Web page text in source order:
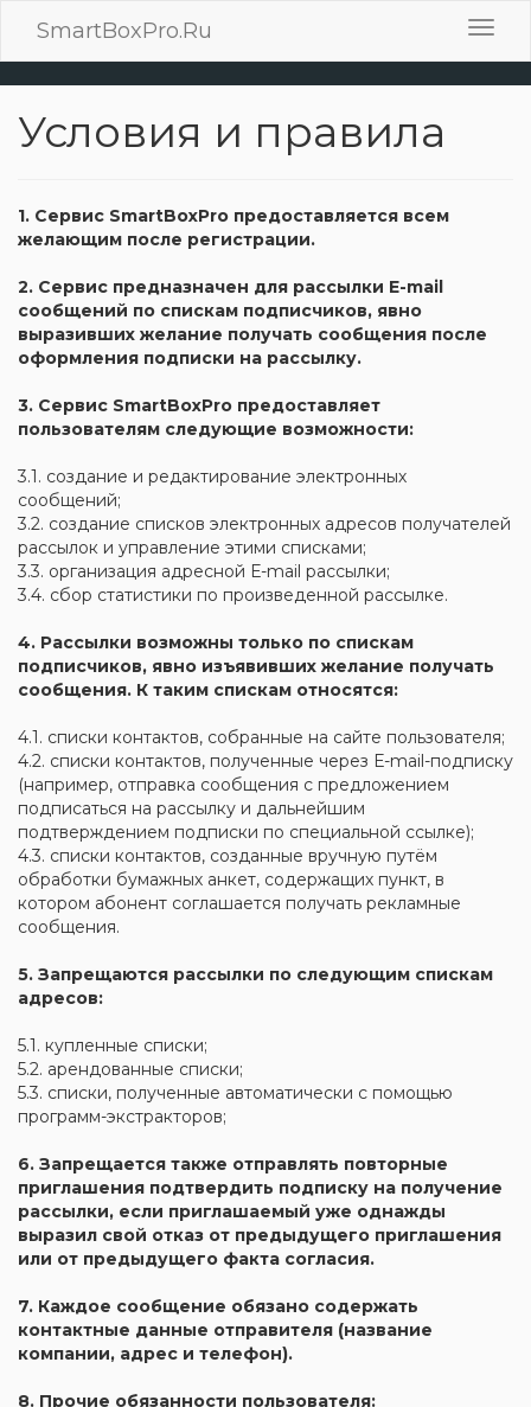
SmartBoxPro.Ru
Условия и правила
1. Сервис SmartBoxPro предоставляется всем
желающим после регистрации.
2. Сервис предназначен для рассылки Е-mail
сообщений по спискам подписчиков, явно
выразивших желание получать сообщения после
оформления подписки на рассылку.
3. Сервис SmartBoxPro предоставляет
пользователям следующие возможности:
3.1. создание и редактирование электронных
сообщений;
3.2. создание списков электронных адресов получателей
рассылок и управление этими списками;
3.3. организация адресной Е-mail рассылки;
3.4. сбор статистики по произведенной рассылке.
4. Рассылки возможны только по спискам
подписчиков, явно изъявивших желание получать
сообщения. К таким спискам относятся:
4.1. списки контактов, собранные на сайте пользователя;
4.2. списки контактов, полученные через Е-mail-подписку
(например, отправка сообщения с предложением
подписаться на рассылку и дальнейшим
подтверждением подписки по специальной ссылке);
4.3. списки контактов, созданные вручную путём
обработки бумажных анкет, содержащих пункт, в
котором абонент соглашается получать рекламные
сообщения.
5. Запрещаются рассылки по следующим спискам
адресов:
5.1. купленные списки;
5.2. арендованные списки;
5.3. списки, полученные автоматически с помощью
программ-экстракторов;
6. Запрещается также отправлять повторные
приглашения подтвердить подписку на получение
рассылки, если приглашаемый уже однажды
выразил свой отказ от предыдущего приглашения
или от предыдущего факта согласия.
7. Каждое сообщение обязано содержать
контактные данные отправителя (название
компании, адрес и телефон).
8. Прочие обязанности пользователя: